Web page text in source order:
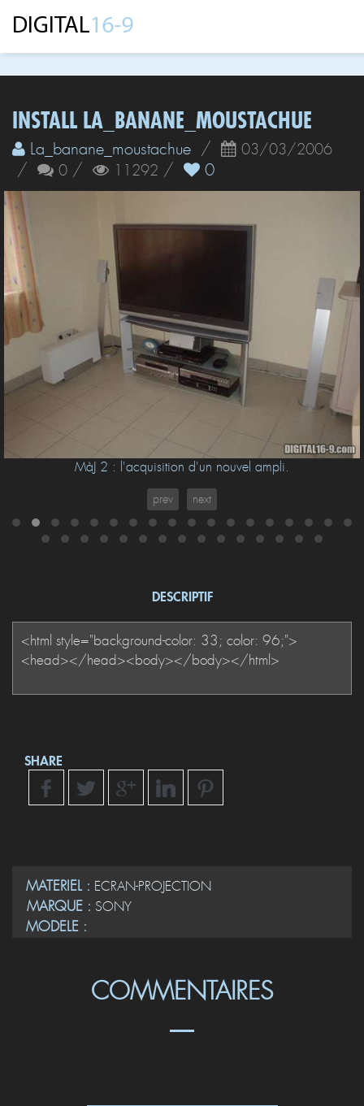
INSTALL LA_BANANE_MOUSTACHUE
La_banane_moustachue / 03/03/2006
/ 0 / 11292 / 0
MàJ 2 : l'acquisition d'un nouvel ampli.
prev next
DESCRIPTIF
SHARE
MATERIEL : ECRAN-PROJECTION
MARQUE : SONY
MODELE :
COMMENTAIRES